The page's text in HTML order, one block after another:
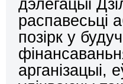
распавесьці
позірк у
арганізацыі,